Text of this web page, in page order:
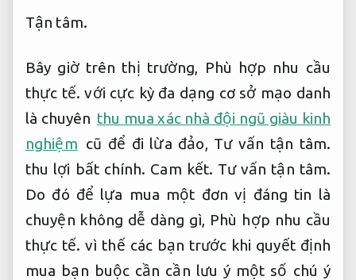
Tận tâm.
Bây giờ trên thị trường, Phù hợp nhu cầu
thực tế. với cực kỳ đa dạng cơ sở mạo danh
là chuyên thu mua xác nhà đội ngũ giàu kinh
nghiệm cũ để đi lừa đảo, Tư vấn tận tâm.
thu lợi bất chính. Cam kết. Tư vấn tận tâm.
Do đó để lựa mua một đơn vị đáng tin là
chuyện không dễ dàng gì, Phù hợp nhu cầu
thực tế. vì thế các bạn trước khi quyết định
mua bạn buộc cần cần lưu ý một số chú ý